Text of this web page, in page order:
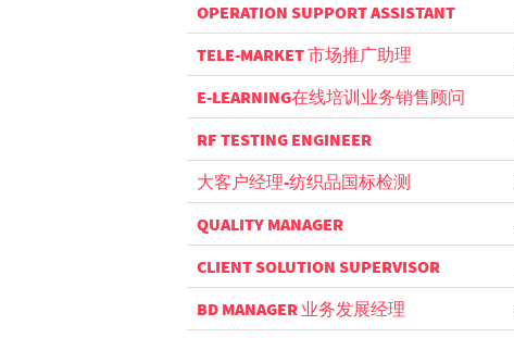
OPERATION SUPPORT ASSISTANT
TELE-MARKET 市场推广助理
E-LEARNING在线培训业务销售顾问
RF TESTING ENGINEER
大客户经理-纺织品国标检测
QUALITY MANAGER
CLIENT SOLUTION SUPERVISOR
BD MANAGER 业务发展经理